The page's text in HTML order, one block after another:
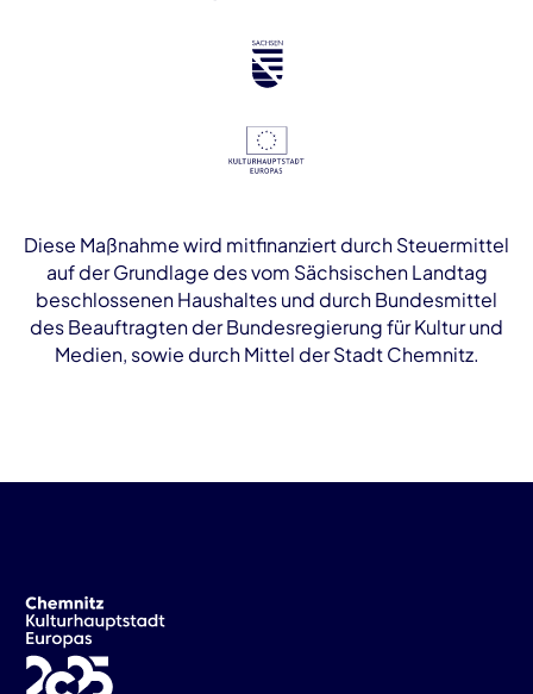
Diese Maßnahme wird mitfinanziert durch Steuermittel
auf der Grundlage des vom Sächsischen Landtag
beschlossenen Haushaltes und durch Bundesmittel
des Beauftragten der Bundesregierung für Kultur und
Medien, sowie durch Mittel der Stadt Chemnitz.